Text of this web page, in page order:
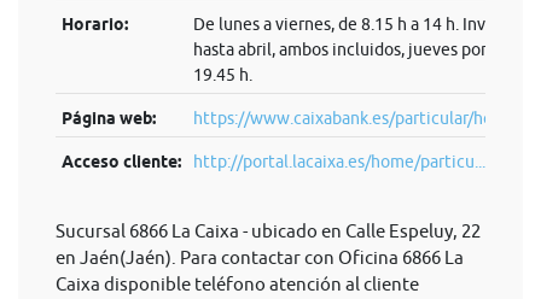
Horario:
De lunes a viernes, de 8.15 h a 14 h. Invierno:
hasta abril, ambos incluidos, jueves por la
19.45 h.
Página web: https://www.caixabank.es/particular/home/
Acceso cliente: http://portal.lacaixa.es/home/particu...
Sucursal 6866 La Caixa - ubicado en Calle Espeluy, 22
en Jaén(Jaén). Para contactar con Oficina 6866 La
Caixa disponible teléfono atención al cliente